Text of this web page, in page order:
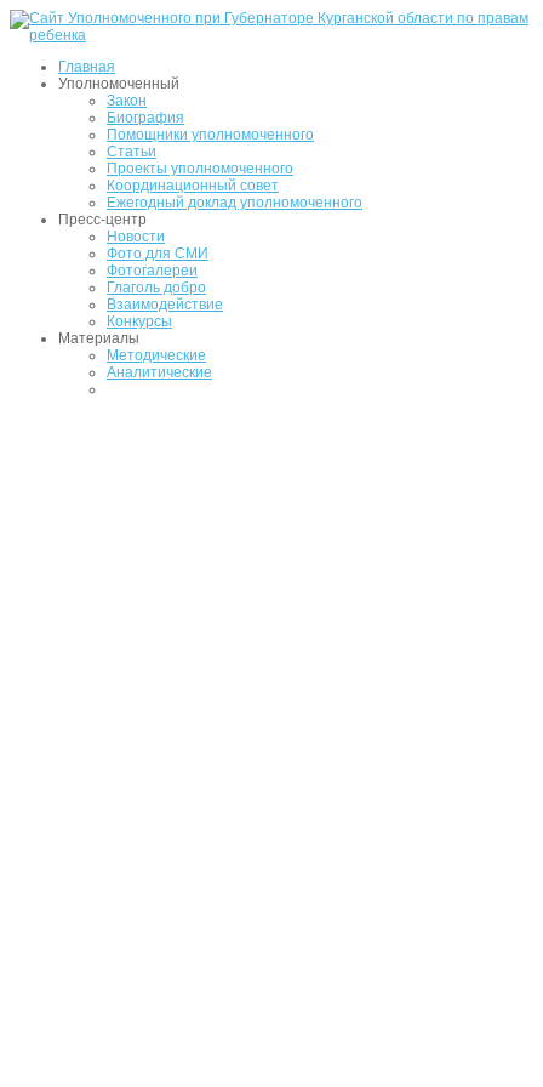
Главная
Уполномоченный
Закон
Биография
Помощники уполномоченного
Статьи
Проекты уполномоченного
Координационный совет
Ежегодный доклад уполномоченного
Пресс-центр
Новости
Фото для СМИ
Фотогалереи
Глаголь добро
Взаимодействие
Конкурсы
Материалы
Методические
Аналитические